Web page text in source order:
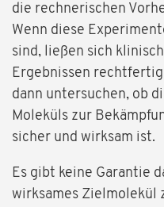
die rechnerischen
Wenn diese
sind, ließen sich
Ergebnissen
dann untersuchen, ob
Moleküls zur
sicher und wirksam ist.
Es gibt keine Garantie
wirksames Zielmolekül